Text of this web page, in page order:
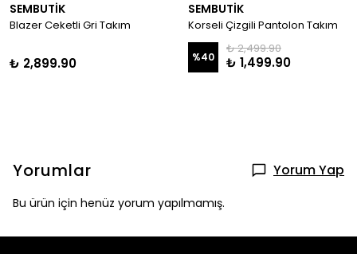
SEMBUTİK
Blazer Ceketli Gri Takım
₺ 2,899.90
SEMBUTİK
Korseli Çizgili Pantolon Takım
%40
₺ 2,499.90
₺ 1,499.90
Yorumlar Yorum Yap
Bu ürün için henüz yorum yapılmamış.